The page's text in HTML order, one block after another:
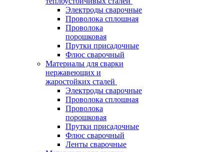
Электроды сварочные
Проволока сплошная
Проволока
порошковая
Прутки присадочные
Флюс сварочный
Материалы для сварки
нержавеющих и
жаростойких сталей
Электроды сварочные
Проволока сплошная
Проволока
порошковая
Прутки присадочные
Флюс сварочный
Ленты сварочные